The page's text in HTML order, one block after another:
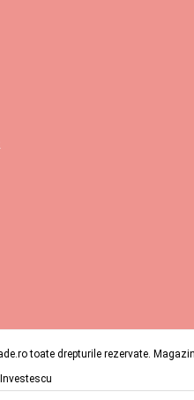
toate drepturile rezervate.
Investescu